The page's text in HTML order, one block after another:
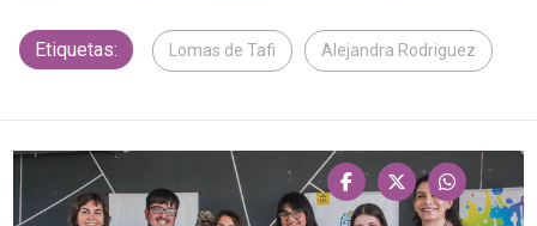
Etiquetas: Lomas de Tafi Alejandra Rodriguez